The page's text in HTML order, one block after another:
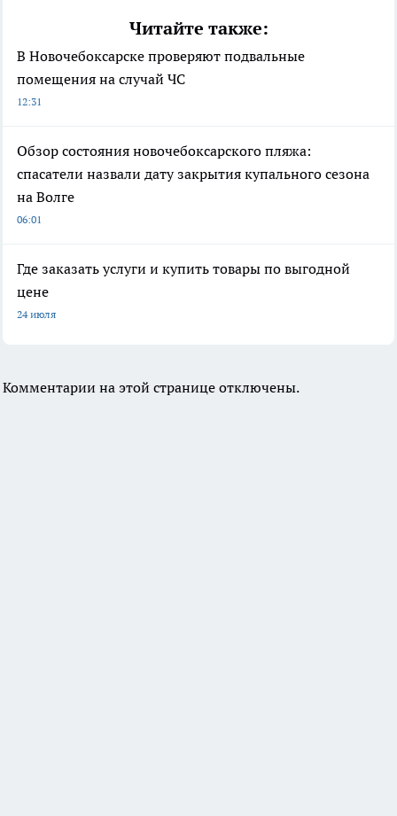
Читайте также:
В Новочебоксарске проверяют подвальные
помещения на случай ЧС
12:31
Обзор состояния новочебоксарского пляжа:
спасатели назвали дату закрытия купального сезона
на Волге
06:01
Где заказать услуги и купить товары по выгодной
цене
24 июля
Комментарии на этой странице отключены.